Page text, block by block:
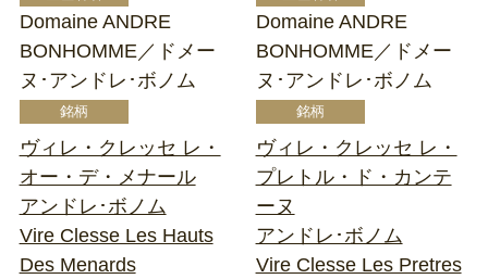
Domaine ANDRE
BONHOMME／ドメー
ヌ･アンドレ･ボノム
ヴィレ・クレッセ レ・
オー・デ・メナール
アンドレ･ボノム
Vire Clesse Les Hauts
Des Menards
Domaine ANDRE
BONHOMME／ドメー
ヌ･アンドレ･ボノム
ヴィレ・クレッセ レ・
プレトル・ド・カンテ
ーヌ
アンドレ･ボノム
Vire Clesse Les Pretres